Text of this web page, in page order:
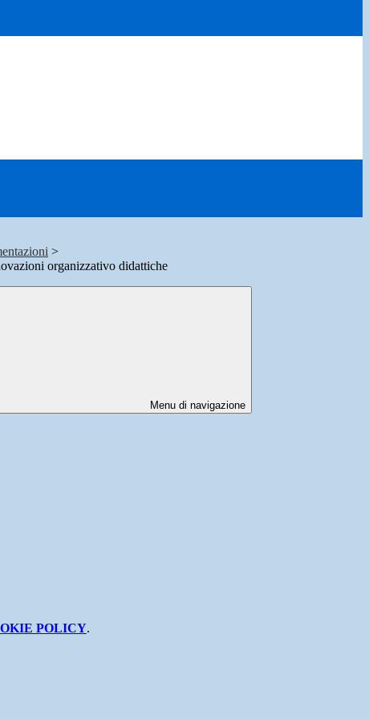
>
organizzativo didattiche
Menu di navigazione
POLICY.